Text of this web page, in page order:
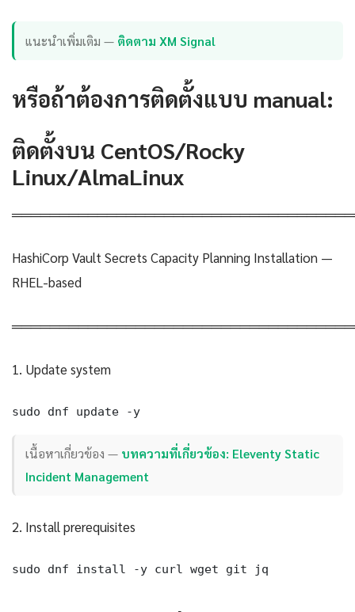
แนะนำเพิ่มเติม — ติดตาม XM Signal
หรือถ้าต้องการติดตั้งแบบ manual:
ติดตั้งบน CentOS/Rocky
Linux/AlmaLinux
HashiCorp Vault Secrets Capacity Planning Installation —
RHEL-based
1. Update system
sudo dnf update -y
เนื้อหาเกี่ยวข้อง — บทความที่เกี่ยวข้อง: Eleventy Static
Incident Management
2. Install prerequisites
sudo dnf install -y curl wget git jq